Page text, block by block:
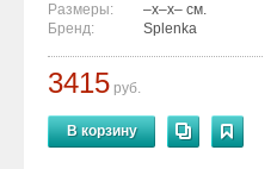
Размеры:
–x–x– см.
Бренд:
Splenka
3415 руб.
В корзину